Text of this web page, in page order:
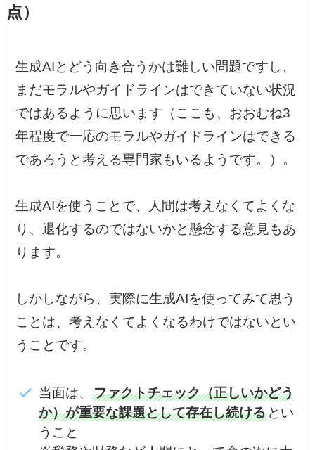
点）
生成AIとどう向き合うかは難しい問題ですし、
まだモラルやガイドラインはできていない状況
ではあるように思います（ここも、おおむね3
年程度で一応のモラルやガイドラインはできる
であろうと考える専門家もいるようです。）。
生成AIを使うことで、人間は考えなくてよくな
り、退化するのではないかと懸念する意見もあ
ります。
しかしながら、実際に生成AIを使ってみて思う
ことは、考えなくてよくなるわけではないとい
うことです。
当面は、ファクトチェック（正しいかどう
か）が重要な課題として存在し続ける とい
うこと